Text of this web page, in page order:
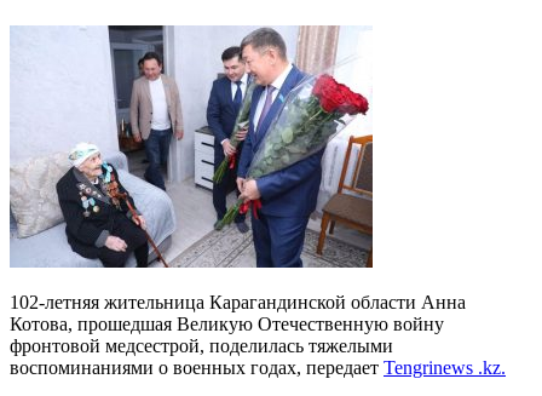
102-летняя жительница Карагандинской области Анна
Котова, прошедшая Великую Отечественную войну
фронтовой медсестрой, поделилась тяжелыми
воспоминаниями о военных годах, передает Tengrinews .kz.